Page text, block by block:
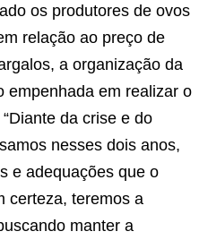
os produtores de ovos
relação ao preço de
a organização da
empenhada em realizar o
da crise e do
nesses dois anos,
e adequações que o
certeza, teremos a
manter a